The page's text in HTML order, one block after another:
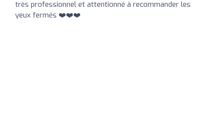
très professionnel et attentionné à recommander les
yeux fermés ❤️❤️❤️